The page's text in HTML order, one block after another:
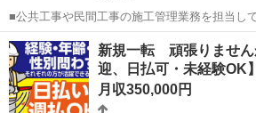
■公共工事や民間工事の施工管理業務を担当してい
的には] ●工程・品質・安全管理 ●協力業者との調整業務 ●現場全体の
マネジメント 深川市、沼田町、北竜町、雨竜町の公共施設や個人宅の
工事が中心。 ...
北海道 深川市 施工管理
新規一転 頑張りません
迎、日払可・未経験OK】
月収350,000円